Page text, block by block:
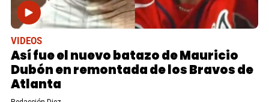
VIDEOS
Así fue el nuevo batazo de Mauricio
Dubón en remontada de los Bravos de
Atlanta